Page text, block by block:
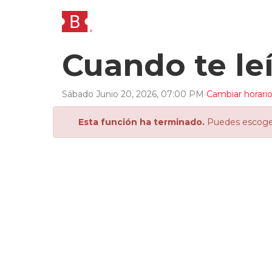
Cuando te
Sábado Junio 20, 2026, 07:00 PM Cambiar horario
Esta función ha terminado. Puedes